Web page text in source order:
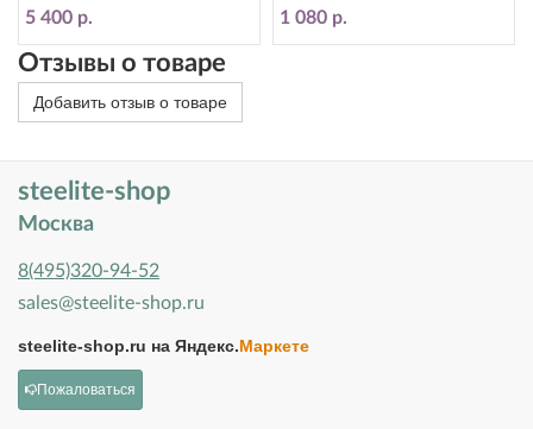
5 400 р. 1 080 р.
Отзывы о товаре
Добавить отзыв о товаре
steelite-shop
Москва
8(495)320-94-52
sales@steelite-shop.ru
steelite-shop.ru на Яндекс.Маркете
Пожаловаться